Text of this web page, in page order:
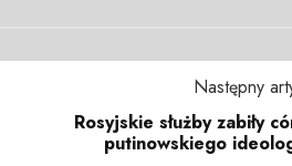
Następny
Rosyjskie służby zabiły
putinowskiego